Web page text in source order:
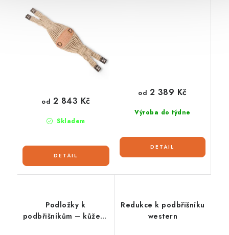
Skladem
od 2 843 Kč
Výroba do týdne
od 2 389 Kč
Podložky k
podbřišníkům – kůže &
Redukce k podbřišníku
western